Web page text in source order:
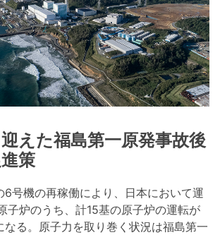
えた福島第一原発事故後
策
号機の再稼働により、日本において運
子炉のうち、計15基の原子炉の運転が
なる。原子力を取り巻く状況は福島第一